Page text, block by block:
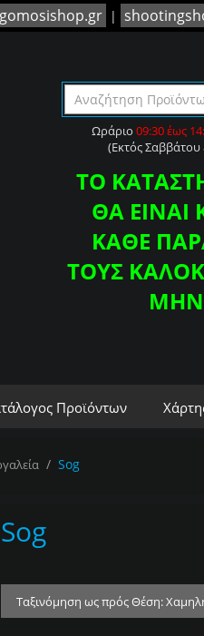
|
Ωράριο 09:30 έως
(Εκτός Σαββάτου
ΤΟ
ΘΑ ΕΙΝΑΙ
ΚΑΘΕ
ΤΟΥΣ
Προϊόντων
/ Sog
Sog
Ταξινόμηση ως πρός Θέση: